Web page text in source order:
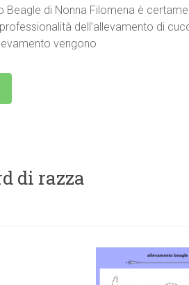
Beagle di Nonna Filomena è
dell’allevamento di
vengono
di razza